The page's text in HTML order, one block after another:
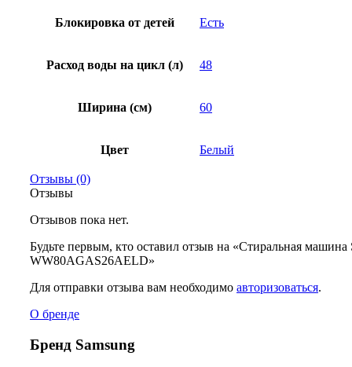
Блокировка от детей Есть
Расход воды на цикл (л) 48
Ширина (см) 60
Цвет Белый
Отзывы (0)
Отзывы
Отзывов пока нет.
Будьте первым, кто оставил отзыв на «Стиральная машина
WW80AGAS26AELD»
Для отправки отзыва вам необходимо авторизоваться.
О бренде
Бренд Samsung